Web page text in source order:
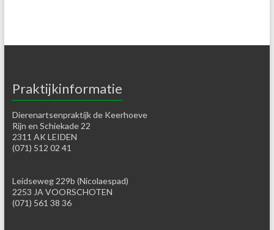
Praktijkinformatie
Dierenartsenpraktijk de Keerhoeve
Rijn en Schiekade 22
2311 AK LEIDEN
(071) 512 02 41
Leidseweg 229b (Nicolaespad)
2253 JA VOORSCHOTEN
(071) 561 38 36